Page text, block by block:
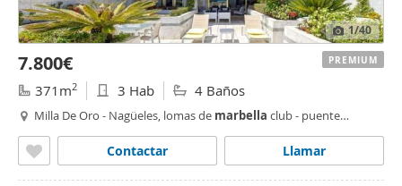
1/40
7.800€
371m2 3 Hab 4 Baños
Milla De Oro - Nagüeles, lomas de marbella club - puente
Llamar
Contactar
PREMIUM